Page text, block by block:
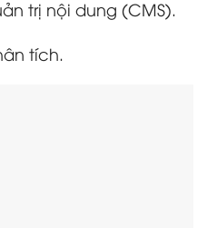
trị nội dung (CMS).
tích.